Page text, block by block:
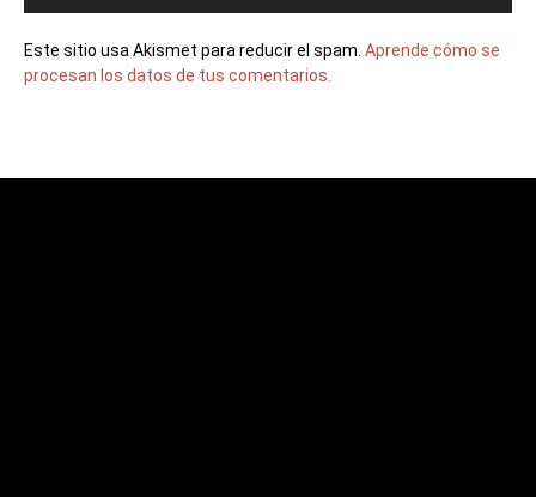
Este sitio usa Akismet para reducir el spam. Aprende cómo se
procesan los datos de tus comentarios.